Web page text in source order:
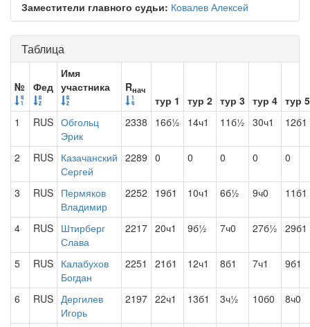
Заместители главного судьи: Ковалев Алексей
Таблица
№ Фед
Имя
участника
Rнач
тур 1 тур 2 тур 3 тур 4 тур 5
1
RUS Обгольц
Эрик
2338 16б½ 14ч1 11б½ 30ч1 12б1
2 RUS Казачанский
Сергей
2289 0 0 0 0 0
3 RUS Пермяков
Владимир
2252 19б1 10ч1 6б½ 9ч0 11б1
4 RUS Штирберг
Слава
2217 20ч1 9б½ 7ч0 27б½ 29б1
5 RUS Калабухов
Богдан
2251 21б1 12ч1 8б1 7ч1 9б1
6 RUS Дергилев
Игорь
2197 22ч1 13б1 3ч½ 10б0 8ч0